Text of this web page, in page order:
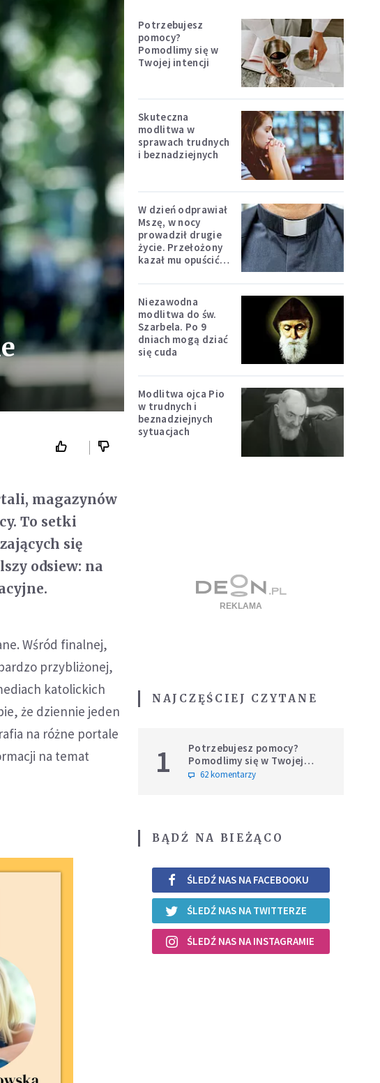
magazynów
To setki
się
odsiew: na
Wśród finalnej,
przybliżonej,
katolickich
że dziennie jeden
na różne portale
na temat
Potrzebujesz
pomocy?
Pomodlimy się w
Twojej intencji
Skuteczna
modlitwa w
sprawach trudnych
i beznadziejnych
W dzień odprawiał
Mszę, w nocy
prowadził drugie
życie. Przełożony
kazał mu opuścić
Niezawodna
modlitwa do św.
Szarbela. Po 9
dniach mogą dziać
się cuda
Modlitwa ojca Pio
w trudnych i
beznadziejnych
sytuacjach
NAJCZĘŚCIEJ CZYTANE
1
Potrzebujesz pomocy?
Pomodlimy się w Twojej
intencji
62 komentarzy
BĄDŹ NA BIEŻĄCO
ŚLEDŹ NAS NA FACEBOOKU
ŚLEDŹ NAS NA TWITTERZE
ŚLEDŹ NAS NA INSTAGRAMIE